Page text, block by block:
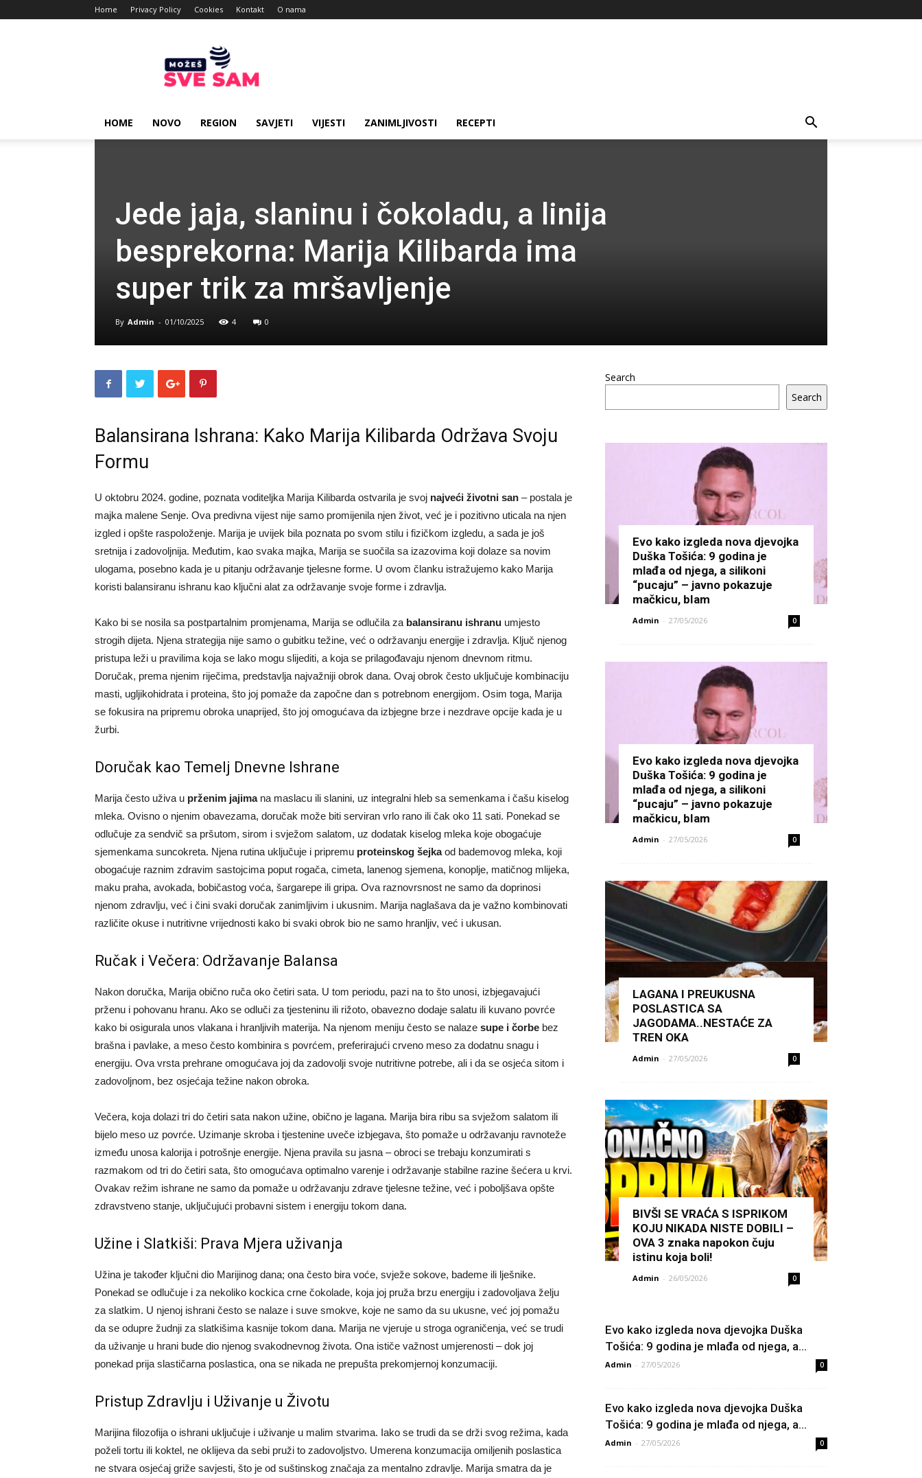
Home Privacy Policy Cookies Kontakt O nama
HOME NOVO REGION SAVJETI VIJESTI ZANIMLJIVOSTI RECEPTI
Jede jaja, slaninu i čokoladu, a linija
besprekorna: Marija Kilibarda ima
super trik za mršavljenje
By Admin - 01/10/2025 4 0
Balansirana Ishrana: Kako Marija Kilibarda Održava Svoju
Formu
U oktobru 2024. godine, poznata voditeljka Marija Kilibarda ostvarila je svoj najveći životni san – postala je
majka malene Senje. Ova predivna vijest nije samo promijenila njen život, već je i pozitivno uticala na njen
izgled i opšte raspoloženje. Marija je uvijek bila poznata po svom stilu i fizičkom izgledu, a sada je još
sretnija i zadovoljnija. Međutim, kao svaka majka, Marija se suočila sa izazovima koji dolaze sa novim
ulogama, posebno kada je u pitanju održavanje tjelesne forme. U ovom članku istražujemo kako Marija
koristi balansiranu ishranu kao ključni alat za održavanje svoje forme i zdravlja.
Kako bi se nosila sa postpartalnim promjenama, Marija se odlučila za balansiranu ishranu umjesto
strogih dijeta. Njena strategija nije samo o gubitku težine, već o održavanju energije i zdravlja. Ključ njenog
pristupa leži u pravilima koja se lako mogu slijediti, a koja se prilagođavaju njenom dnevnom ritmu.
Doručak, prema njenim riječima, predstavlja najvažniji obrok dana. Ovaj obrok često uključuje kombinaciju
masti, ugljikohidrata i proteina, što joj pomaže da započne dan s potrebnom energijom. Osim toga, Marija
se fokusira na pripremu obroka unaprijed, što joj omogućava da izbjegne brze i nezdrave opcije kada je u
žurbi.
Doručak kao Temelj Dnevne Ishrane
Marija često uživa u prženim jajimana maslacu ili slanini, uz integralni hleb sa semenkama i čašu kiselog
mleka. Ovisno o njenim obavezama, doručak može biti serviran vrlo rano ili čak oko 11 sati. Ponekad se
odlučuje za sendvič sa pršutom, sirom i svježom salatom, uz dodatak kiselog mleka koje obogaćuje
sjemenkama suncokreta. Njena rutina uključuje i pripremu proteinskog šejkaod bademovog mleka, koji
obogaćuje raznim zdravim sastojcima poput rogača, cimeta, lanenog sjemena, konoplje, matičnog mlijeka,
maku praha, avokada, bobičastog voća, šargarepe ili gripa. Ova raznovrsnost ne samo da doprinosi
njenom zdravlju, već i čini svaki doručak zanimljivim i ukusnim. Marija naglašava da je važno kombinovati
različite okuse i nutritivne vrijednosti kako bi svaki obrok bio ne samo hranljiv, već i ukusan.
Ručak i Večera: Održavanje Balansa
Nakon doručka, Marija obično ruča oko četiri sata. U tom periodu, pazi na to što unosi, izbjegavajući
prženu i pohovanu hranu. Ako se odluči za tjesteninu ili rižoto, obavezno dodaje salatu ili kuvano povrće
kako bi osigurala unos vlakana i hranljivih materija. Na njenom meniju često se nalaze supe i čorbe bez
brašna i pavlake, a meso često kombinira s povrćem, preferirajući crveno meso za dodatnu snagu i
energiju. Ova vrsta prehrane omogućava joj da zadovolji svoje nutritivne potrebe, ali i da se osjeća sitom i
zadovoljnom, bez osjećaja težine nakon obroka.
Večera, koja dolazi tri do četiri sata nakon užine, obično je lagana. Marija bira ribu sa svježom salatom ili
bijelo meso uz povrće. Uzimanje skroba i tjestenine uveče izbjegava, što pomaže u održavanju ravnoteže
između unosa kalorija i potrošnje energije. Njena pravila su jasna – obroci se trebaju konzumirati s
razmakom od tri do četiri sata, što omogućava optimalno varenje i održavanje stabilne razine šećera u krvi.
Ovakav režim ishrane ne samo da pomaže u održavanju zdrave tjelesne težine, već i poboljšava opšte
zdravstveno stanje, uključujući probavni sistem i energiju tokom dana.
Užine i Slatkiši: Prava Mjera uživanja
Užina je također ključni dio Marijinog dana; ona često bira voće, svježe sokove, bademe ili lješnike.
Ponekad se odlučuje i za nekoliko kockica crne čokolade, koja joj pruža brzu energiju i zadovoljava želju
za slatkim. U njenoj ishrani često se nalaze i suve smokve, koje ne samo da su ukusne, već joj pomažu
da se odupre žudnji za slatkišima kasnije tokom dana. Marija ne vjeruje u stroga ograničenja, već se trudi
da uživanje u hrani bude dio njenog svakodnevnog života. Ona ističe važnost umjerenosti – dok joj
ponekad prija slastičarna poslastica, ona se nikada ne prepušta prekomjernoj konzumaciji.
Pristup Zdravlju i Uživanje u Životu
Marijina filozofija o ishrani uključuje i uživanje u malim stvarima. Iako se trudi da se drži svog režima, kada
poželi tortu ili koktel, ne oklijeva da sebi pruži to zadovoljstvo. Umerena konzumacija omiljenih poslastica
ne stvara osjećaj griže savjesti, što je od suštinskog značaja za mentalno zdravlje. Marija smatra da je
Search
Search
Evo kako izgleda nova djevojka
Duška Tošića: 9 godina je
mlađa od njega, a silikoni
“pucaju” – javno pokazuje
mačkicu, bIam
Admin - 27/05/2026 0
Evo kako izgleda nova djevojka
Duška Tošića: 9 godina je
mlađa od njega, a silikoni
“pucaju” – javno pokazuje
mačkicu, bIam
Admin - 27/05/2026 0
LAGANA I PREUKUSNA
POSLASTICA SA
JAGODAMA..NESTAĆE ZA
TREN OKA
Admin - 27/05/2026 0
BIVŠI SE VRAĆA S ISPRIKOM
KOJU NIKADA NISTE DOBILI –
OVA 3 znaka napokon čuju
istinu koja boli!
Admin - 26/05/2026 0
Evo kako izgleda nova djevojka Duška
Tošića: 9 godina je mlađa od njega, a...
Admin - 27/05/2026 0
Evo kako izgleda nova djevojka Duška
Tošića: 9 godina je mlađa od njega, a...
Admin - 27/05/2026 0